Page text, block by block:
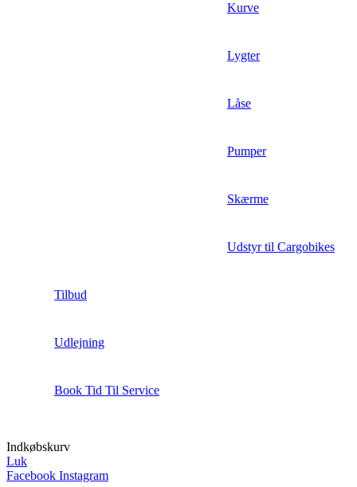
Kurve
Lygter
Låse
Pumper
Skærme
Udstyr til Cargobikes
Tilbud
Udlejning
Book Tid Til Service
Indkøbskurv
Luk
Facebook Instagram